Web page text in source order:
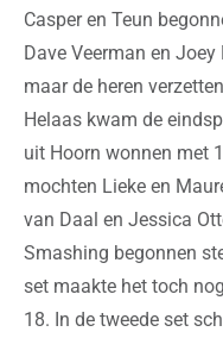
Casper en Teun
Dave Veerman en
maar de heren
Helaas kwam de
uit Hoorn wonnen met
mochten Lieke en
van Daal en Jessica
Smashing begonnen
set maakte het toch
18. In de tweede set